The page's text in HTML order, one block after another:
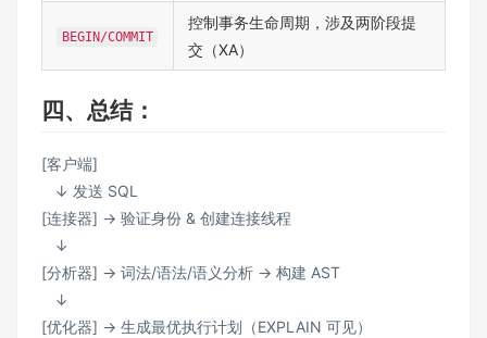
BEGIN/COMMIT
控制事务生命周期，涉及两阶段提
交（XA）
四、总结：
[客户端]
↓ 发送 SQL
[连接器] → 验证身份 & 创建连接线程
↓
[分析器] → 词法/语法/语义分析 → 构建 AST
↓
[优化器] → 生成最优执行计划（EXPLAIN 可见）